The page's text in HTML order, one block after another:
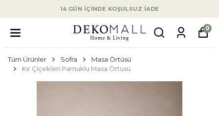
14 GÜN İÇİNDE KOŞULSUZ İADE
0
Tüm Ürünler Sofra
Masa Örtüsü
Kır Çiçekleri Pamuklu Masa Örtüsü